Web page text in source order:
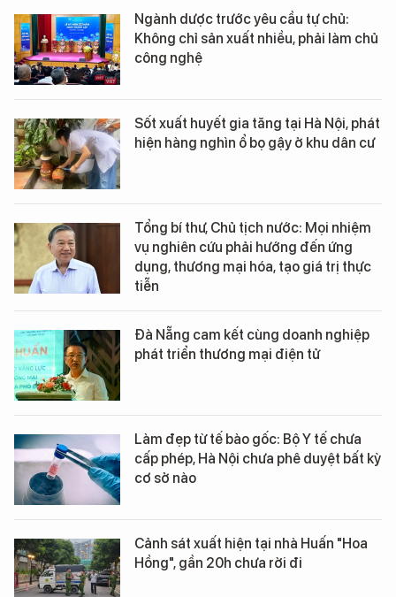
Ngành dược trước yêu cầu tự chủ:
Không chỉ sản xuất nhiều, phải làm chủ
công nghệ
Sốt xuất huyết gia tăng tại Hà Nội, phát
hiện hàng nghìn ổ bọ gậy ở khu dân cư
Tổng bí thư, Chủ tịch nước: Mọi nhiệm
vụ nghiên cứu phải hướng đến ứng
dụng, thương mại hóa, tạo giá trị thực
tiễn
Đà Nẵng cam kết cùng doanh nghiệp
phát triển thương mại điện tử
Làm đẹp từ tế bào gốc: Bộ Y tế chưa
cấp phép, Hà Nội chưa phê duyệt bất kỳ
cơ sở nào
Cảnh sát xuất hiện tại nhà Huấn "Hoa
Hồng", gần 20h chưa rời đi